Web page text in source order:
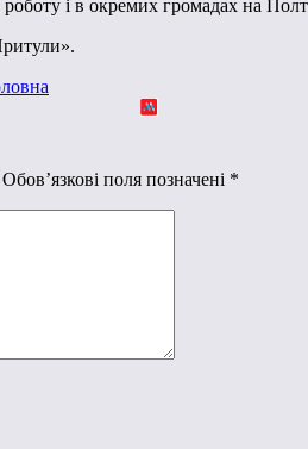
і в окремих громадах на
Обов’язкові поля позначені *